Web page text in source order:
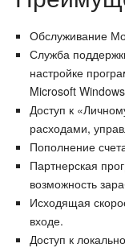
Обслуживание
Служба
настройке
Microsoft
Доступ к
расходами,
Пополнение
Партнерская
возможность
Исходящая
входе.
Доступ к